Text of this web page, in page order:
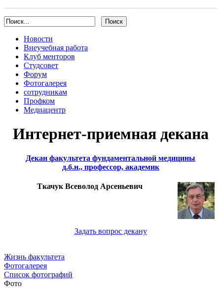
Новости
Внеучебная работа
Клуб менторов
Студсовет
Форум
Фотогалерея
сотрудникам
Профком
Медиацентр
Интернет-приемная декана
Декан факультета фундаментальной медицины
д.б.н., профессор, академик
Ткачук Всеволод Арсеньевич
Задать вопрос декану
Жизнь факультета
Фотогалерея
Список фотографий
Фото